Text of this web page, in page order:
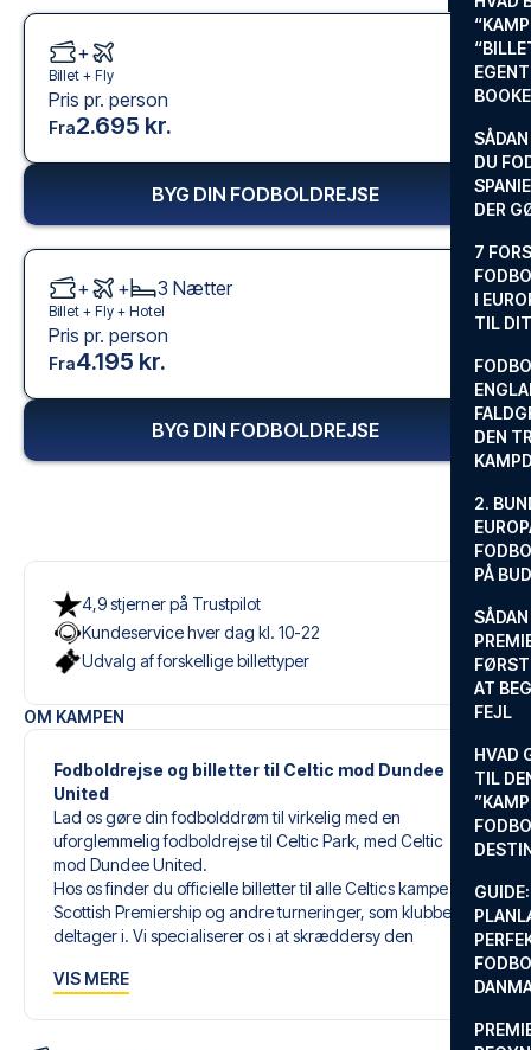
DU
DER
7
I
TIL
DEN
2.
PÅ
AT
FEJL
HVAD
TIL
4,9 stjerner på Trustpilot
Kundeservice hver dag kl. 10-22
Udvalg af forskellige billettyper
OM KAMPEN
Fodboldrejse og billetter til Celtic mod Dundee
United
Lad os gøre din fodbolddrøm til virkelig med en
uforglemmelig fodboldrejse til Celtic Park, med Celtic
mod Dundee United.
Hos os finder du officielle billetter til alle Celtics kampe i
Scottish Premiership og andre turneringer, som klubben
deltager i. Vi specialiserer os i at skræddersy den
ønsker og behov.
VIS MERE
+
Billet + Fly
Pris pr. person
Fra2.695 kr.
BYG DIN FODBOLDREJSE
+ + 3 Nætter
Billet + Fly + Hotel
Pris pr. person
Fra4.195 kr.
BYG DIN FODBOLDREJSE